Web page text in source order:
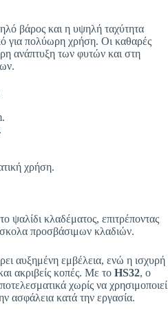
βάρος και η υψηλή ταχύτητα
για πολύωρη χρήση. Οι καθαρές
ανάπτυξη των φυτών και στη
χρήση.
ψαλίδι κλαδέματος, επιτρέποντας
προσβάσιμων κλαδιών.
αυξημένη εμβέλεια, ενώ η ισχυρή
ακριβείς κοπές. Με το HS32, ο
χωρίς να χρησιμοποιεί
ασφάλεια κατά την εργασία.